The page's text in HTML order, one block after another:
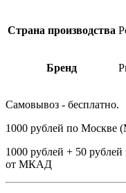
Страна производства
Бренд
Самовывоз - бесплатно.
1000 рублей по Москве
1000 рублей + 50
от МКАД